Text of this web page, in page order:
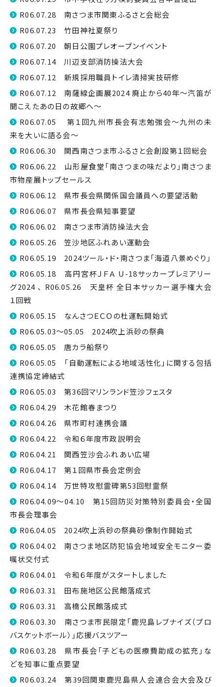
R06.07.28 南さつま市関東ふるさと会総会
R06.07.23 竹田神社夏祭り
R06.07.20 朝日公園プレオープンイベント
R06.07.14 川辺支部消防操法大会
R06.07.12 新規採用職員トイレ清掃実技研修
R06.07.12 南薩線企画展2024 廃止から40年～汽笛が
聞こえたあの日の故郷へ～
R06.07.05 第１回九州市長会有志勉強会～九州の未
来を大いに語る会～
R06.06.30 関西南さつま市ふるさと会創設第１回総会
R06.06.22 山形屋食堂「南さつまの味だより」南さつま
市物産展トップセールス
R06.06.12 県市長会県関係国会議員への要望活動
R06.06.07 県市長会県知事要望
R06.06.02 南さつま市消防操法大会
R06.05.26 笠沙地区ふれあい運動会
R06.05.19 2024ツール・ド・南さつま「海道八景めぐり」
R06.05.18 高円宮杯ＪＦＡ U-18サッカープレミアリー
グ2024 、 R06.05.26 天皇杯 全日本サッカー選手権大会
１回戦
R06.05.15 なんさつＥＣＯの杜運転開始式
R06.05.03～05.05 2024吹上浜砂の祭典
R06.05.05 唐カラ船祭り
R06.05.05 「自動運転による地域活性化」に関する包括
連携協定締結式
R06.05.03 第36回マリンランド笠沙フェスタ
R06.04.29 木花館春まつり
R06.04.26 県市町村連携会議
R06.04.22 令和６年度市政説明会
R06.04.21 関西笠沙会ふれあい広場
R06.04.17 第１回県市長会定例会
R06.04.14 万世特攻慰霊碑第53回慰霊祭
R06.04.09～04.10 第15回防災対策特別委員会・全国
市長会理事会
R06.04.05 2024吹上浜砂の祭典砂像制作開始式
R06.04.02 南さつま地区防犯協会地域安全モニター委
嘱状交付式
R06.04.01 令和６年度がスタートしました
R06.03.31 田布施地区公民館落成式
R06.03.31 高橋公民館落成式
R06.03.30 南さつま市民限定「鹿児島レブナイズ（プロ
バスケットボール）」応援バスツアー
R06.03.28 県市長会「子どもの医療費助成の拡充」な
どを知事に重点要望
R06.03.24 第39回関東鹿児島県人会連合会大会及び